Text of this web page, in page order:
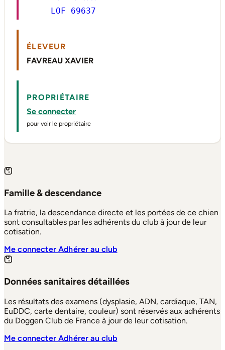
LOF 69637
ÉLEVEUR
FAVREAU XAVIER
PROPRIÉTAIRE
Se connecter
pour voir le propriétaire
Famille & descendance
La fratrie, la descendance directe et les portées de ce chien
sont consultables par les adhérents du club à jour de leur
cotisation.
Me connecterAdhérer au club
Données sanitaires détaillées
Les résultats des examens (dysplasie, ADN, cardiaque, TAN,
EuDDC, carte dentaire, couleur) sont réservés aux adhérents
du Doggen Club de France à jour de leur cotisation.
Me connecterAdhérer au club